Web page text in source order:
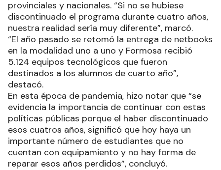
provinciales y nacionales. “Si no se hubiese
discontinuado el programa durante cuatro años,
nuestra realidad sería muy diferente”, marcó.
“El año pasado se retomó la entrega de netbooks
en la modalidad uno a uno y Formosa recibió
5.124 equipos tecnológicos que fueron
destinados a los alumnos de cuarto año”,
destacó.
En esta época de pandemia, hizo notar que “se
evidencia la importancia de continuar con estas
políticas públicas porque el haber discontinuado
esos cuatros años, significó que hoy haya un
importante número de estudiantes que no
cuentan con equipamiento y no hay forma de
reparar esos años perdidos”, concluyó.